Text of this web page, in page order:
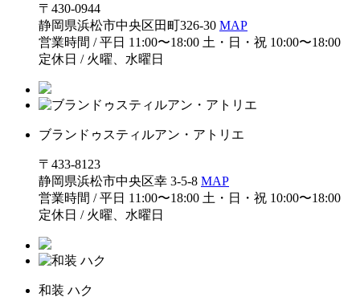
〒430-0944
静岡県浜松市中央区田町326-30 MAP
営業時間 / 平日 11:00〜18:00 土・日・祝 10:00〜18:00
定休日 / 火曜、水曜日
ブランドゥスティルアン・アトリエ
〒433-8123
静岡県浜松市中央区幸 3-5-8 MAP
営業時間 / 平日 11:00〜18:00 土・日・祝 10:00〜18:00
定休日 / 火曜、水曜日
和装 ハク